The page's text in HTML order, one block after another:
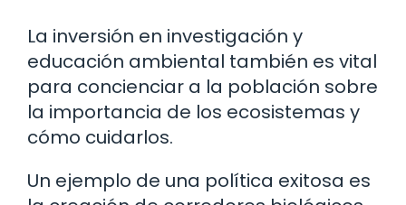
La inversión en investigación y
educación ambiental también es vital
para concienciar a la población sobre
la importancia de los ecosistemas y
cómo cuidarlos.
Un ejemplo de una política exitosa es